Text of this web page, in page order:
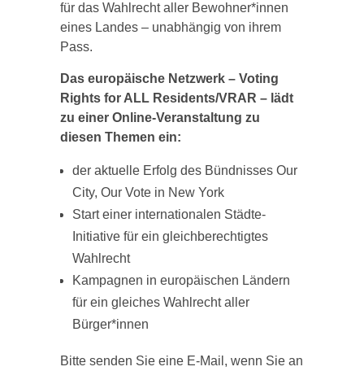
für das Wahlrecht aller Bewohner*innen
eines Landes – unabhängig von ihrem
Pass.
Das europäische Netzwerk – Voting
Rights for ALL Residents/VRAR – lädt
zu einer Online-Veranstaltung zu
diesen Themen ein:
der aktuelle Erfolg des Bündnisses Our
City, Our Vote in New York
Start einer internationalen Städte-
Initiative für ein gleichberechtigtes
Wahlrecht
Kampagnen in europäischen Ländern
für ein gleiches Wahlrecht aller
Bürger*innen
Bitte senden Sie eine E-Mail, wenn Sie an